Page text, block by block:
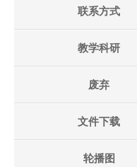
联系方式
教学科研
废弃
文件下载
轮播图